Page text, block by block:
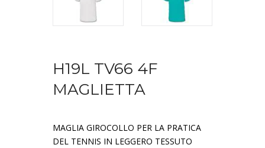
H19L TV66 4F
MAGLIETTA
MAGLIA GIROCOLLO PER LA PRATICA
DEL TENNIS IN LEGGERO TESSUTO